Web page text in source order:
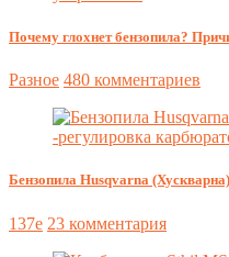
Почему глохнет бензопила?
Разное 480 комментариев
Бензопила Husqvarna
137e 23 комментария